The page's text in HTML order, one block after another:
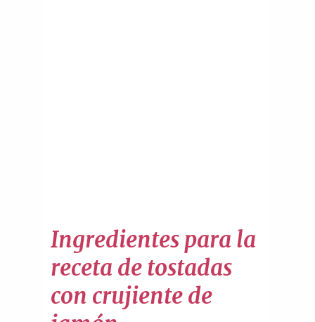
Ingredientes para la
receta de tostadas
con crujiente de